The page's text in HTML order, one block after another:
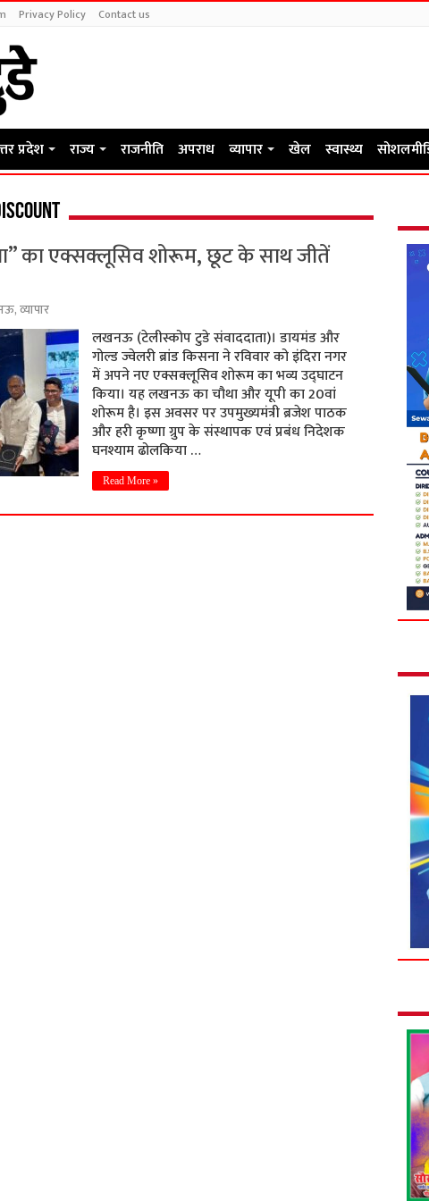
Privacy Policy Contact us
प्रदेश राज्य राजनीति अपराध व्यापार खेल स्वास्थ्य
का एक्सक्लूसिव शोरूम, छूट के साथ जीतें
,व्यापार
लखनऊ (टेलीस्कोप टुडे संवाददाता)। डायमंड और
गोल्ड ज्वेलरी ब्रांड किसना ने रविवार को इंदिरा नगर
में अपने नए एक्सक्लूसिव शोरूम का भव्य उद्घाटन
किया। यह लखनऊ का चौथा और यूपी का 20वां
शोरूम है। इस अवसर पर उपमुख्यमंत्री ब्रजेश पाठक
और हरी कृष्णा ग्रुप के संस्थापक एवं प्रबंध निदेशक
घनश्याम ढोलकिया …
Read More »